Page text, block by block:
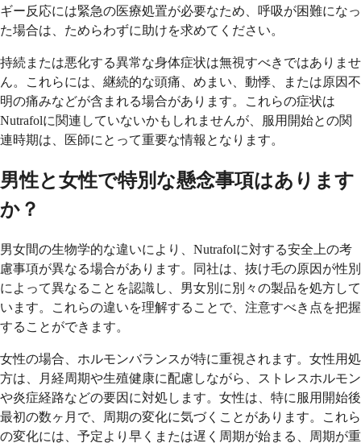
ギー反応には緊急の医療処置が必要なため、呼吸が困難になっ
た場合は、ためらわずに助けを求めてください。
持続または悪化する異常な身体症状は無視すべきではありませ
ん。これらには、継続的な頭痛、めまい、動悸、または原因不
明の痛みなどが含まれる場合があります。これらの症状は
Nutrafolに関連していないかもしれませんが、服用開始との関
連時期は、医師にとって重要な情報となります。
男性と女性で特別な懸念事項はあります
か？
男女間の生物学的な違いにより、Nutrafolに対する安全上の考
慮事項が異なる場合があります。同社は、抜け毛の原因が性別
によって異なることを認識し、男女別に別々の製品を処方して
います。これらの違いを理解することで、注意すべき点を把握
することができます。
女性の場合、ホルモンバランスが特に重視されます。女性用処
方は、月経周期や生殖健康に配慮しながら、ストレスホルモン
や炎症経路などの要因に対処します。女性は、特に服用開始後
最初の数ヶ月で、周期の変化に気づくことがあります。これら
の変化には、予定より早くまたは遅く周期が始まる、周期が重